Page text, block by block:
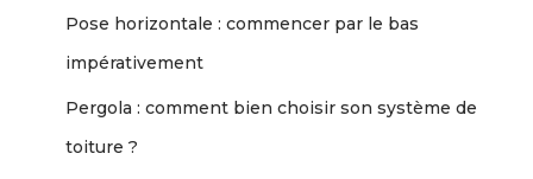
Pose horizontale : commencer par le bas
impérativement
Pergola : comment bien choisir son système de
toiture ?